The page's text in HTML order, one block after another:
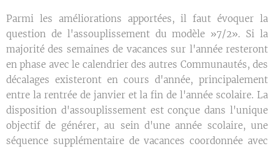
Parmi les améliorations apportées, il faut évoquer la
question de l'assouplissement du modèle »7/2». Si la
majorité des semaines de vacances sur l'année resteront
en phase avec le calendrier des autres Communautés, des
décalages existeront en cours d'année, principalement
entre la rentrée de janvier et la fin de l'année scolaire. La
disposition d'assouplissement est conçue dans l'unique
objectif de générer, au sein d'une année scolaire, une
séquence supplémentaire de vacances coordonnée avec